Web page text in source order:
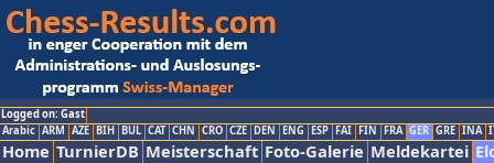
Logged on: Gast
Arabic ARM AZE BIH BUL CAT CHN CRO CZE DEN ENG ESP FAI FIN FRA GER GRE INA
Home TurnierDB Meisterschaft Foto-Galerie Meldekartei